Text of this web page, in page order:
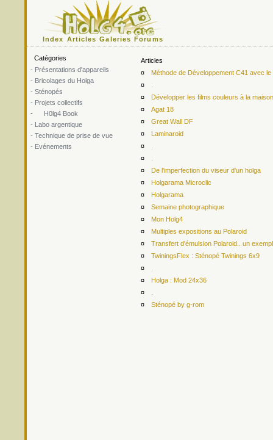
Index Articles Galeries Forums
Catégories
- Présentations d'appareils
- Bricolages du Holga
- Sténopés
- Projets collectifs
-
H0lg4 Book
- Labo argentique
- Technique de prise de vue
- Evénements
Articles
¤
Méthode de Développement C41 avec
¤
¤
Développer les films couleurs à la
¤
Agat 18
¤
Great Wall DF
¤
Laminaroid
¤
¤
¤
De l'imperfection du viseur d'un holga
¤
Holgarama Microclic
¤
Holgarama
¤
Semaine photographique
¤
Mon Holg4
¤
Multiples expositions au Polaroid
¤
Transfert d'émulsion Polaroid.. un
¤
TwiningsFlex : Sténopé Twinings 6x9
¤
¤
Holga : Mod 24x36
¤
¤
Sténopé by g-rom